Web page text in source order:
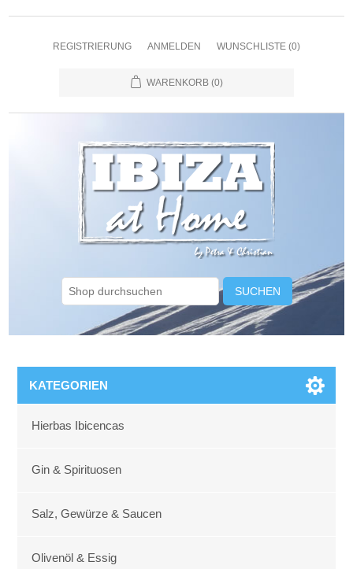
REGISTRIERUNG ANMELDEN WUNSCHLISTE (0)
WARENKORB (0)
SUCHEN
KATEGORIEN
Hierbas Ibicencas
Gin & Spirituosen
Salz, Gewürze & Saucen
Olivenöl & Essig